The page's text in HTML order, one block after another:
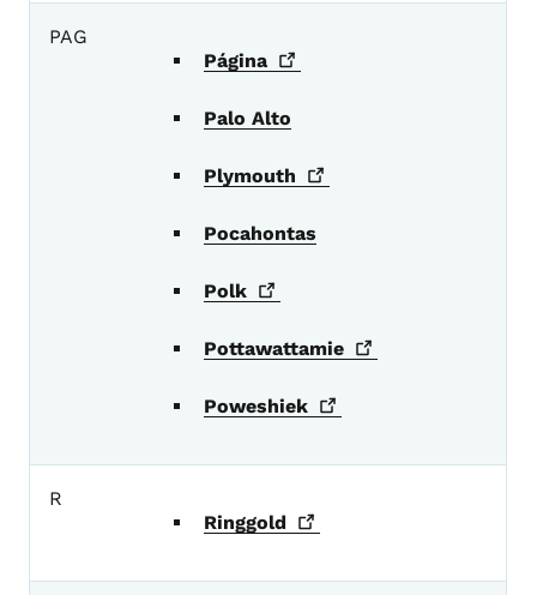
PAG
Página
Palo Alto
Plymouth
Pocahontas
Polk
Pottawattamie
Poweshiek
R
Ringgold